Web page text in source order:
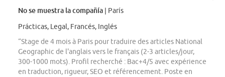
No se muestra la compañía | París
Prácticas, Legal, Francés, Inglés
“Stage de 4 mois à Paris pour traduire des articles National
Geographic de l'anglais vers le français (2-3 articles/jour,
300-1000 mots). Profil recherché : Bac+4/5 avec expérience
en traduction, rigueur, SEO et référencement. Poste en